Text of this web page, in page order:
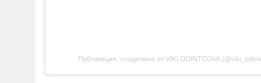
Публикация, споделена от VIKI ODINTCOVA